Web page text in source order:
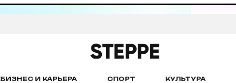
БИЗНЕС И КАРЬЕРА СПОРТ КУЛЬТУРА